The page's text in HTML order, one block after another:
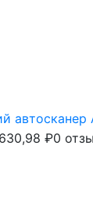
автосканер
₽0